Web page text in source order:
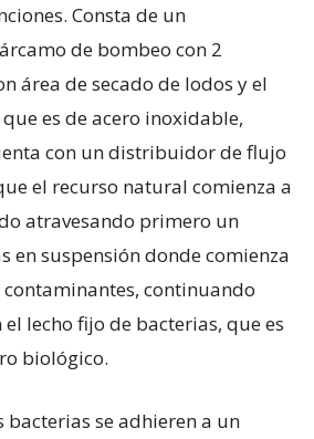
Consta de un
de bombeo con 2
área de secado de lodos y el
es de acero inoxidable,
con un distribuidor de flujo
el recurso natural comienza a
atravesando primero un
en suspensión donde comienza
continuando
lecho fijo de bacterias, que es
biológico.
bacterias se adhieren a un